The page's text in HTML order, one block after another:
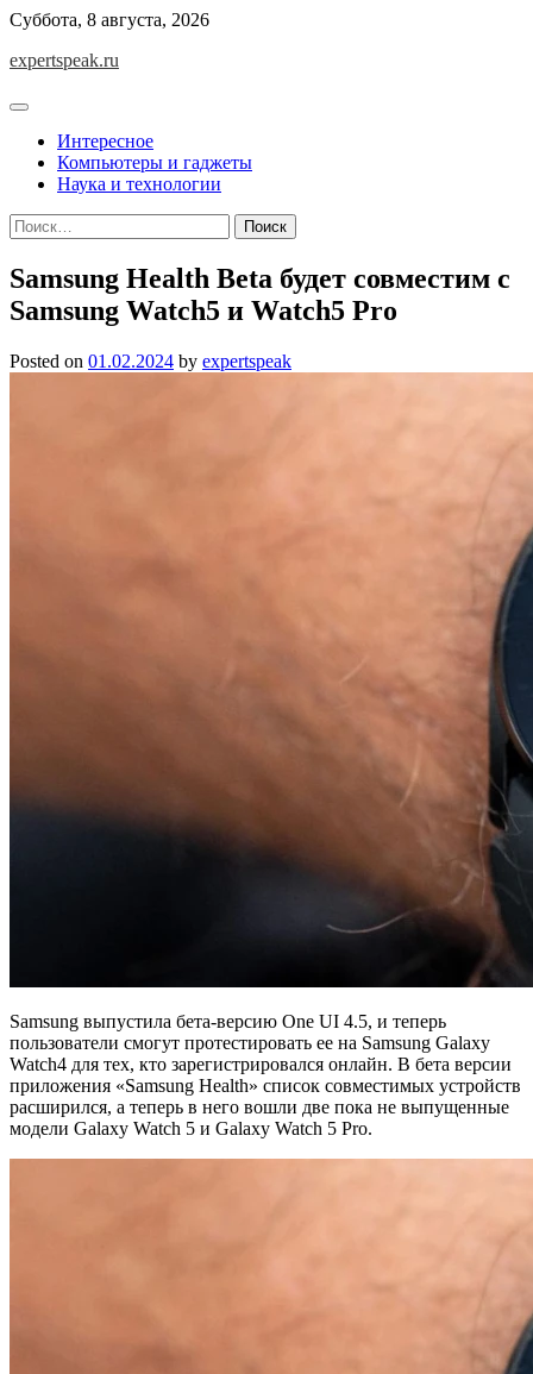
Skip
content
Суббота, 8 августа, 2026
expertspeak.ru
Интересное
Компьютеры и гаджеты
Наука и технологии
Найти:
Samsung Health Beta будет совместим с
Samsung Watch5 и Watch5 Pro
Posted on 01.02.2024 by expertspeak
Samsung выпустила бета-версию One UI 4.5, и теперь
пользователи смогут протестировать ее на Samsung Galaxy
Watch4 для тех, кто зарегистрировался онлайн. В бета версии
приложения «Samsung Health» список совместимых устройств
расширился, а теперь в него вошли две пока не выпущенные
модели Galaxy Watch 5 и Galaxy Watch 5 Pro.